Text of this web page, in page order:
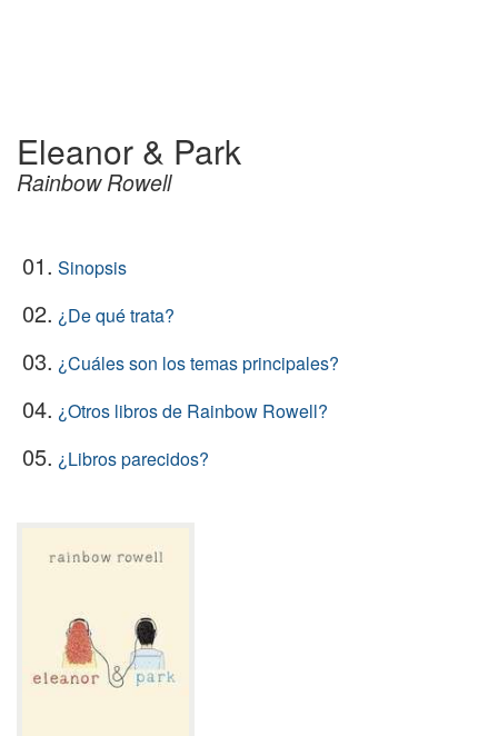
Eleanor & Park
Rainbow Rowell
01. Sinopsis
02. ¿De qué trata?
03. ¿Cuáles son los temas principales?
04. ¿Otros libros de Rainbow Rowell?
05. ¿Libros parecidos?